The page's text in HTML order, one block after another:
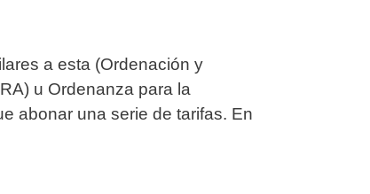
a esta (Ordenación y
u Ordenanza para la
abonar una serie de tarifas. En